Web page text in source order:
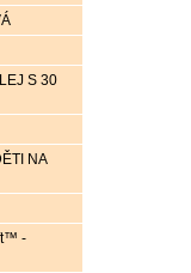
S 30
NA
-